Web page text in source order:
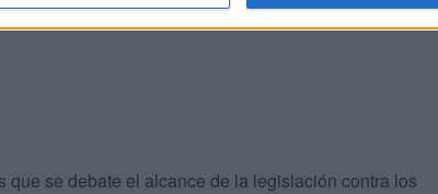
de la víctima.
se debate el alcance de la legislación contra los